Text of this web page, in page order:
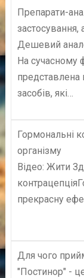
Препарати-
застосування,
Дешевий
На сучасному
представлена
засобів, які…
Гормональні
організму
Відео: Жити
прекрасну
Для чого
"Постинор" -